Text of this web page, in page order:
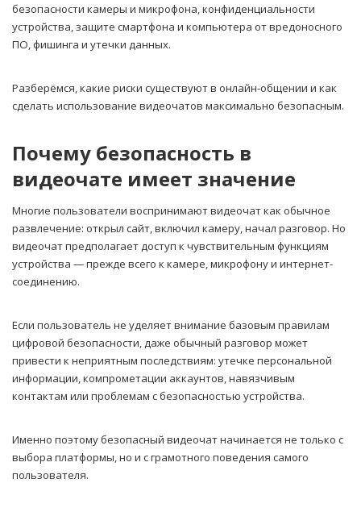
безопасности камеры и микрофона, конфиденциальности
устройства, защите смартфона и компьютера от вредоносного
ПО, фишинга и утечки данных.
Разберёмся, какие риски существуют в онлайн-общении и как
сделать использование видеочатов максимально безопасным.
Почему безопасность в
видеочате имеет значение
Многие пользователи воспринимают видеочат как обычное
развлечение: открыл сайт, включил камеру, начал разговор. Но
видеочат предполагает доступ к чувствительным функциям
устройства — прежде всего к камере, микрофону и интернет-
соединению.
Если пользователь не уделяет внимание базовым правилам
цифровой безопасности, даже обычный разговор может
привести к неприятным последствиям: утечке персональной
информации, компрометации аккаунтов, навязчивым
контактам или проблемам с безопасностью устройства.
Именно поэтому безопасный видеочат начинается не только с
выбора платформы, но и с грамотного поведения самого
пользователя.